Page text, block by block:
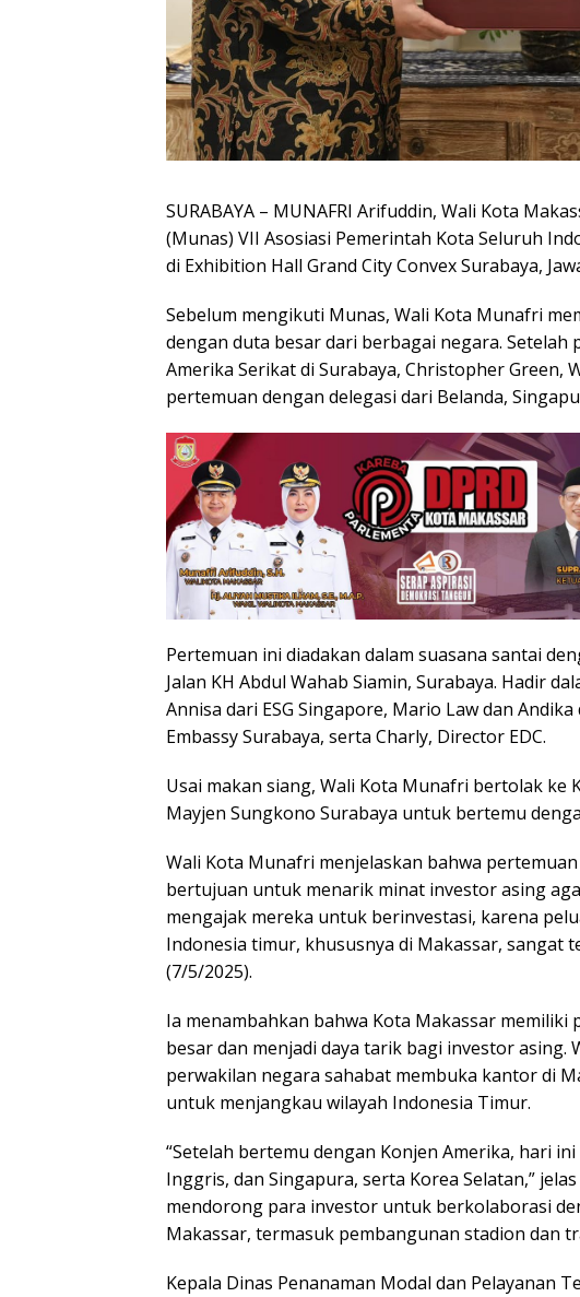
SURABAYA – MUNAFRI Arifuddin, Wali Kota
(Munas) VII Asosiasi Pemerintah Kota Seluruh
di Exhibition Hall Grand City Convex Surabaya,
Sebelum mengikuti Munas, Wali Kota Munafri
dengan duta besar dari berbagai negara. Setelah
Amerika Serikat di Surabaya, Christopher Green,
pertemuan dengan delegasi dari Belanda,
Pertemuan ini diadakan dalam suasana santai
Jalan KH Abdul Wahab Siamin, Surabaya. Hadir
Annisa dari ESG Singapore, Mario Law dan
Embassy Surabaya, serta Charly, Director EDC.
Usai makan siang, Wali Kota Munafri bertolak ke
Mayjen Sungkono Surabaya untuk bertemu
Wali Kota Munafri menjelaskan bahwa
bertujuan untuk menarik minat investor asing
mengajak mereka untuk berinvestasi, karena
Indonesia timur, khususnya di Makassar, sangat
(7/5/2025).
Ia menambahkan bahwa Kota Makassar
besar dan menjadi daya tarik bagi investor asing.
perwakilan negara sahabat membuka kantor di
untuk menjangkau wilayah Indonesia Timur.
“Setelah bertemu dengan Konjen Amerika, hari
Inggris, dan Singapura, serta Korea Selatan,”
mendorong para investor untuk berkolaborasi
Makassar, termasuk pembangunan stadion dan
Kepala Dinas Penanaman Modal dan Pelayanan